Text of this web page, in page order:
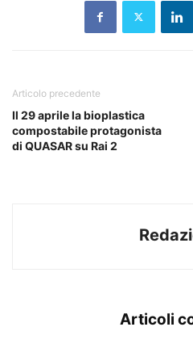
Articolo precedente
Il 29 aprile la bioplastica
compostabile protagonista
di QUASAR su Rai 2
Articoli